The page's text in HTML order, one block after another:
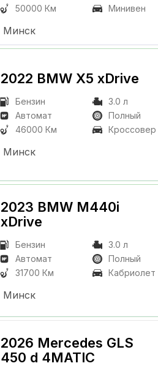
50000 Км
Минивен
Минск
2022 BMW X5 xDrive
Бензин
3.0 л
Автомат
Полный
46000 Км
Кроссовер
Минск
2023 BMW M440i
xDrive
Бензин
3.0 л
Автомат
Полный
31700 Км
Кабриолет
Минск
2026 Mercedes GLS
450 d 4MATIC